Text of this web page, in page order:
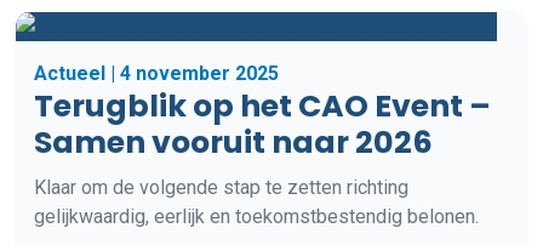
Actueel | 4 november 2025
Terugblik op het CAO Event –
Samen vooruit naar 2026
Klaar om de volgende stap te zetten richting
gelijkwaardig, eerlijk en toekomstbestendig belonen.